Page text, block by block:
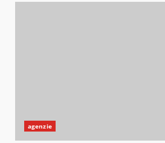
agenzie